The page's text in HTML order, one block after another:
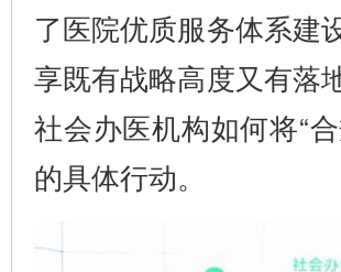
了医院优质服务体系建
享既有战略高度又有落
社会办医机构如何将“
的具体行动。